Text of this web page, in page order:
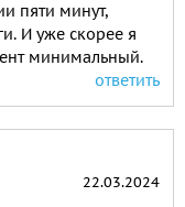
пяти минут,
И уже скорее я
минимальный.
ответить
22.03.2024